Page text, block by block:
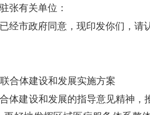
张有关单位：
经市政府同意，现印发你们，请
合体建设和发展实施方案
体建设和发展的指导意见精神，